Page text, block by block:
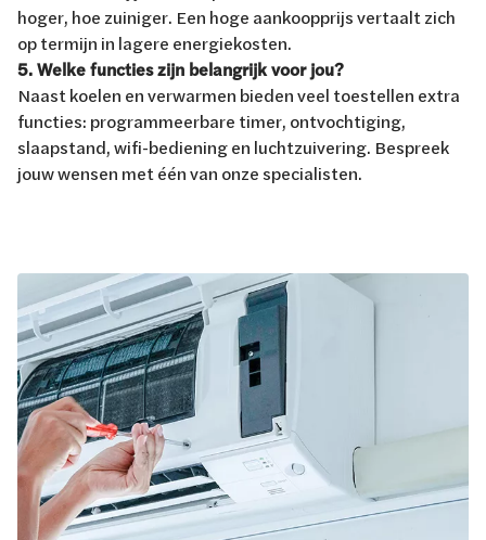
hoger, hoe zuiniger. Een hoge aankoopprijs vertaalt zich
op termijn in lagere energiekosten.
5. Welke functies zijn belangrijk voor jou?
Naast koelen en verwarmen bieden veel toestellen extra
functies: programmeerbare timer, ontvochtiging,
slaapstand, wifi-bediening en luchtzuivering. Bespreek
jouw wensen met één van onze specialisten.